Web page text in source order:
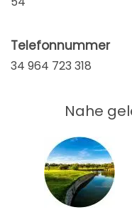
Telefonnummer
34 964 723 318
Nahe